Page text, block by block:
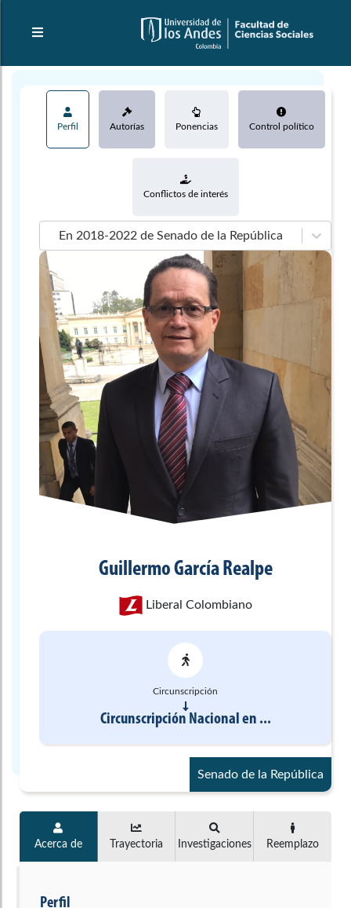
Perfil Autorías Ponencias Control político
Conflictos de interés
En 2018-2022 de Senado de la República
GuillermoGarcía Realpe
Liberal Colombiano
Circunscripción
Circunscripción Nacional en ...
Senado de la República
Acerca de Trayectoria Investigaciones Reemplazo
Perfil